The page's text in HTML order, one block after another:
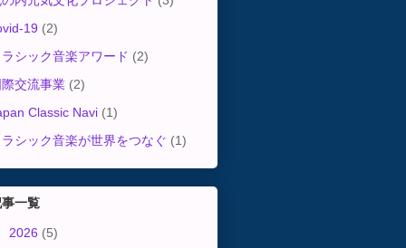
19 (2)
シック音楽アワード (2)
交流事業 (2)
Classic Navi (1)
シック音楽が世界をつなぐ (1)
一覧
2026 (5)